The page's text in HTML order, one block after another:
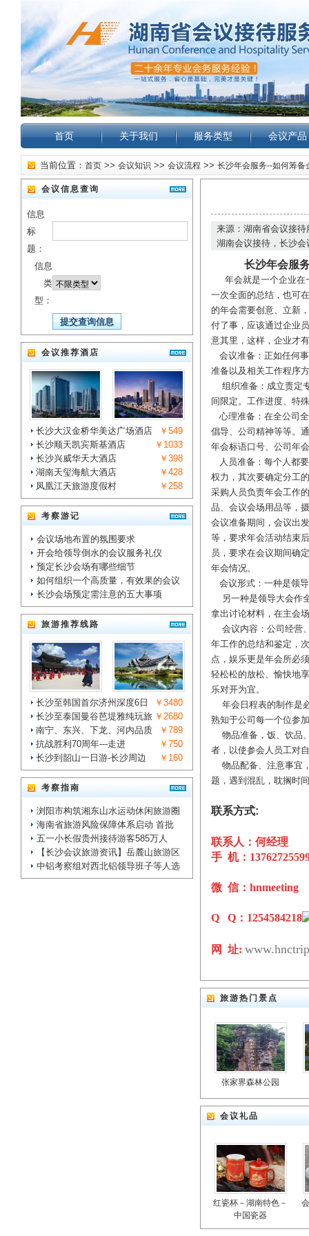
首页 关于我们 服务类型 会议产品
当前位置： 首页 >> 会议知识 >> 会议流程 >> 长沙年会服务--如何筹备
会议信息查询
信息
标
题：
信息
类
型：
会议推荐酒店
长沙大汉金桥华美达广场酒店
￥549
长沙顺天凯宾斯基酒店
￥1033
长沙兴威华天大酒店
￥398
湖南天玺海航大酒店
￥428
凤凰江天旅游度假村
￥258
考察游记
会议场地布置的氛围要求
开会给领导倒水的会议服务礼仪
预定长沙会场有哪些细节
如何组织一个高质量，有效果的会议
长沙会场预定需注意的五大事项
旅游推荐线路
长沙至韩国首尔济州深度6日
￥3480
长沙至泰国曼谷芭堤雅纯玩旅 ￥2680
南宁、东兴、下龙、河内品质
￥789
抗战胜利70周年---走进
￥750
长沙到韶山一日游-长沙周边
￥160
考察指南
浏阳市构筑湘东山水运动休闲旅游圈
海南省旅游风险保障体系启动 首批
五一小长假贵州接待游客585万人
【长沙会议旅游资讯】岳麓山旅游区
中铝考察组对西北铝领导班子等人选
来源：湖南省会议接
湖南会议接待，长沙会
长沙年会服
年会就是一个企业在
一次全面的总结，也可
的年会需要创意、立新
付了事，应该通过企业
意其里，这样，企业才
会议准备：正如任何
准备以及相关工作程序
组织准备：成立责定
间限定。工作进度、特
心理准备：在全公司
倡导、公司精神等等。
年会标语口号、公司年
人员准备：每个人都
权力，其次要确定分工
采购人员负责年会工作
品、会议会场用品等，
会议准备期间，会议出
等，要求年会活动结束
员，要求在会议期间确
年会情况。
会议形式：一种是领
另一种是领导大会作
拿出讨论材料，在主会
会议内容：公司经营
年工作的总结和鉴定，
点，娱乐更是年会所必
轻松松的放松、愉快地
乐对开为宜。
年会日程表的制作是
熟知于公司每一个位参
物品准备，饭、饮品
者，以使参会人员工对
物品配备、注意事宜
题，遇到混乱，耽搁时
联系方式:
联系人：何经理
手 机：
微 信：hnmeeting
Q Q：1254584218
网 址:
旅游热门景点
张家界森林公园
会议礼品
红瓷杯－湖南特色－
中国瓷器